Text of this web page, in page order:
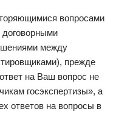
вопросами
договорными
между
прежде
на Ваш вопрос не
госэкспертизы», а
ответов на вопросы в